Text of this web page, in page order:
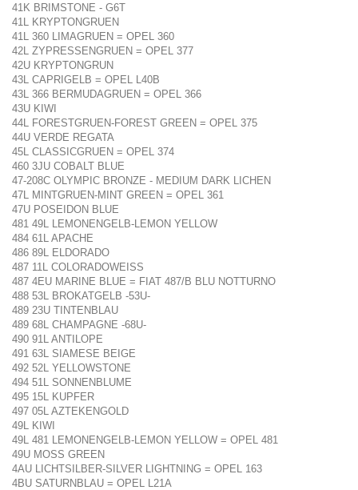
41K BRIMSTONE - G6T
41L KRYPTONGRUEN
41L 360 LIMAGRUEN = OPEL 360
42L ZYPRESSENGRUEN = OPEL 377
42U KRYPTONGRUN
43L CAPRIGELB = OPEL L40B
43L 366 BERMUDAGRUEN = OPEL 366
43U KIWI
44L FORESTGRUEN-FOREST GREEN = OPEL 375
44U VERDE REGATA
45L CLASSICGRUEN = OPEL 374
460 3JU COBALT BLUE
47-208C OLYMPIC BRONZE - MEDIUM DARK LICHEN
47L MINTGRUEN-MINT GREEN = OPEL 361
47U POSEIDON BLUE
481 49L LEMONENGELB-LEMON YELLOW
484 61L APACHE
486 89L ELDORADO
487 11L COLORADOWEISS
487 4EU MARINE BLUE = FIAT 487/B BLU NOTTURNO
488 53L BROKATGELB -53U-
489 23U TINTENBLAU
489 68L CHAMPAGNE -68U-
490 91L ANTILOPE
491 63L SIAMESE BEIGE
492 52L YELLOWSTONE
494 51L SONNENBLUME
495 15L KUPFER
497 05L AZTEKENGOLD
49L KIWI
49L 481 LEMONENGELB-LEMON YELLOW = OPEL 481
49U MOSS GREEN
4AU LICHTSILBER-SILVER LIGHTNING = OPEL 163
4BU SATURNBLAU = OPEL L21A